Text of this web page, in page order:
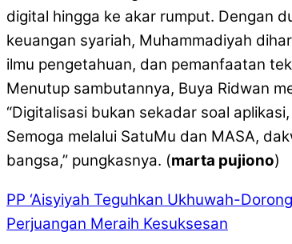
digital hingga ke akar rumput. Dengan
keuangan syariah, Muhammadiyah
ilmu pengetahuan, dan pemanfaatan
Menutup sambutannya, Buya Ridwan
“Digitalisasi bukan sekadar soal
Semoga melalui SatuMu dan MASA,
bangsa,” pungkasnya. (marta pujiono)
PP ‘Aisyiyah Teguhkan Ukhuwah-
Perjuangan Meraih Kesuksesan